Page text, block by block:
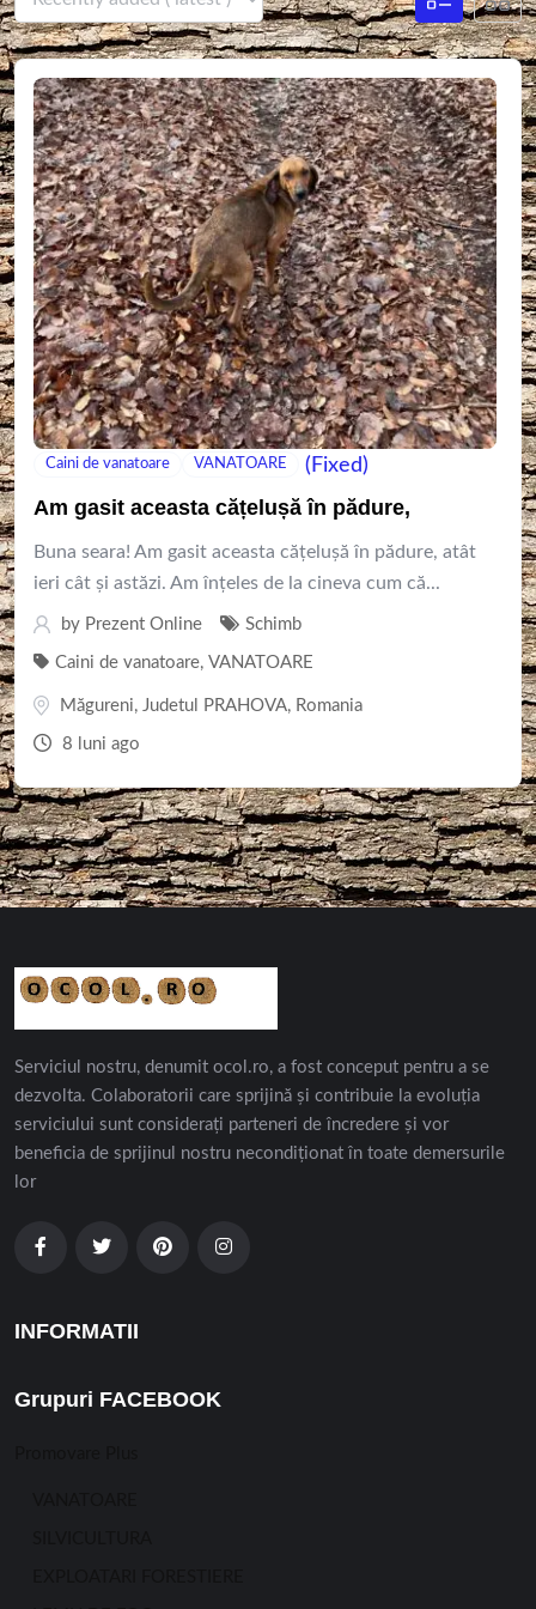
Caini de vanatoare VANATOARE (Fixed)
Am gasit aceasta cățelușă în pădure,
Buna seara! Am gasit aceasta cățelușă în pădure, atât
ieri cât și astăzi. Am înțeles de la cineva cum că...
by Prezent Online Schimb
Caini de vanatoare, VANATOARE
Măgureni, Judetul PRAHOVA, Romania
8 luni ago
Serviciul nostru, denumit ocol.ro, a fost conceput pentru a se
dezvolta. Colaboratorii care sprijină și contribuie la evoluția
serviciului sunt considerați parteneri de încredere și vor
beneficia de sprijinul nostru necondiționat în toate demersurile
lor
INFORMATII
Grupuri FACEBOOK